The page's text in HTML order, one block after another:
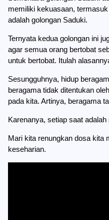
memiliki kekuasaan,
adalah golongan Saduki.
Ternyata kedua golongan ini
agar semua orang bertobat
untuk bertobat. Itulah
Sesungguhnya, hidup
beragama tidak ditentukan
pada kita. Artinya, beragama
Karenanya, setiap saat
Mari kita renungkan dosa kita
keseharian.